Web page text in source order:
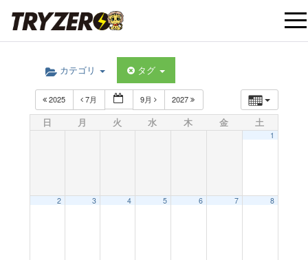
t
カテゴリ タグ
2025 7月 9月 2027
日 月 火 水 木 金 土
1
2 3 4 5 6 7 8